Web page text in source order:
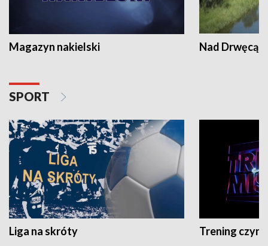
Magazyn nakielski Nad Drwęcą
SPORT
Liga na skróty Trening czyni